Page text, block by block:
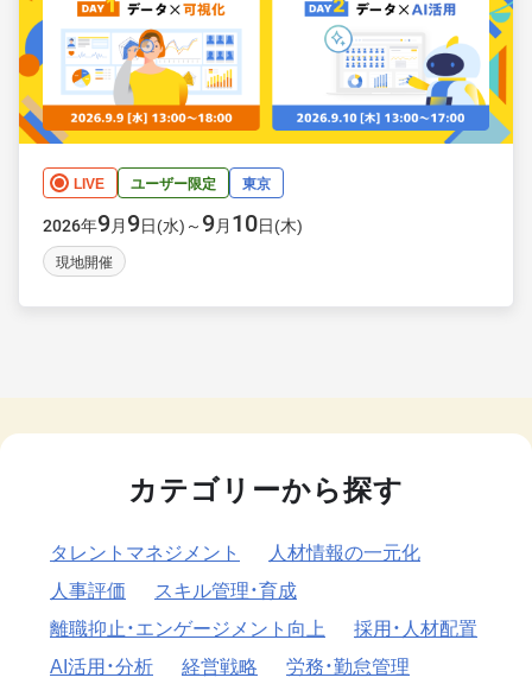
LIVE ユーザー限定 東京
2026年9月 9日(水)～ 9月 10日(木)
現地開催
カテゴリーから探す
タレントマネジメント
人材情報の一元化
人事評価
スキル管理・育成
離職抑止・エンゲージメント向上
採用・人材配置
AI活用・分析
経営戦略
労務・勤怠管理